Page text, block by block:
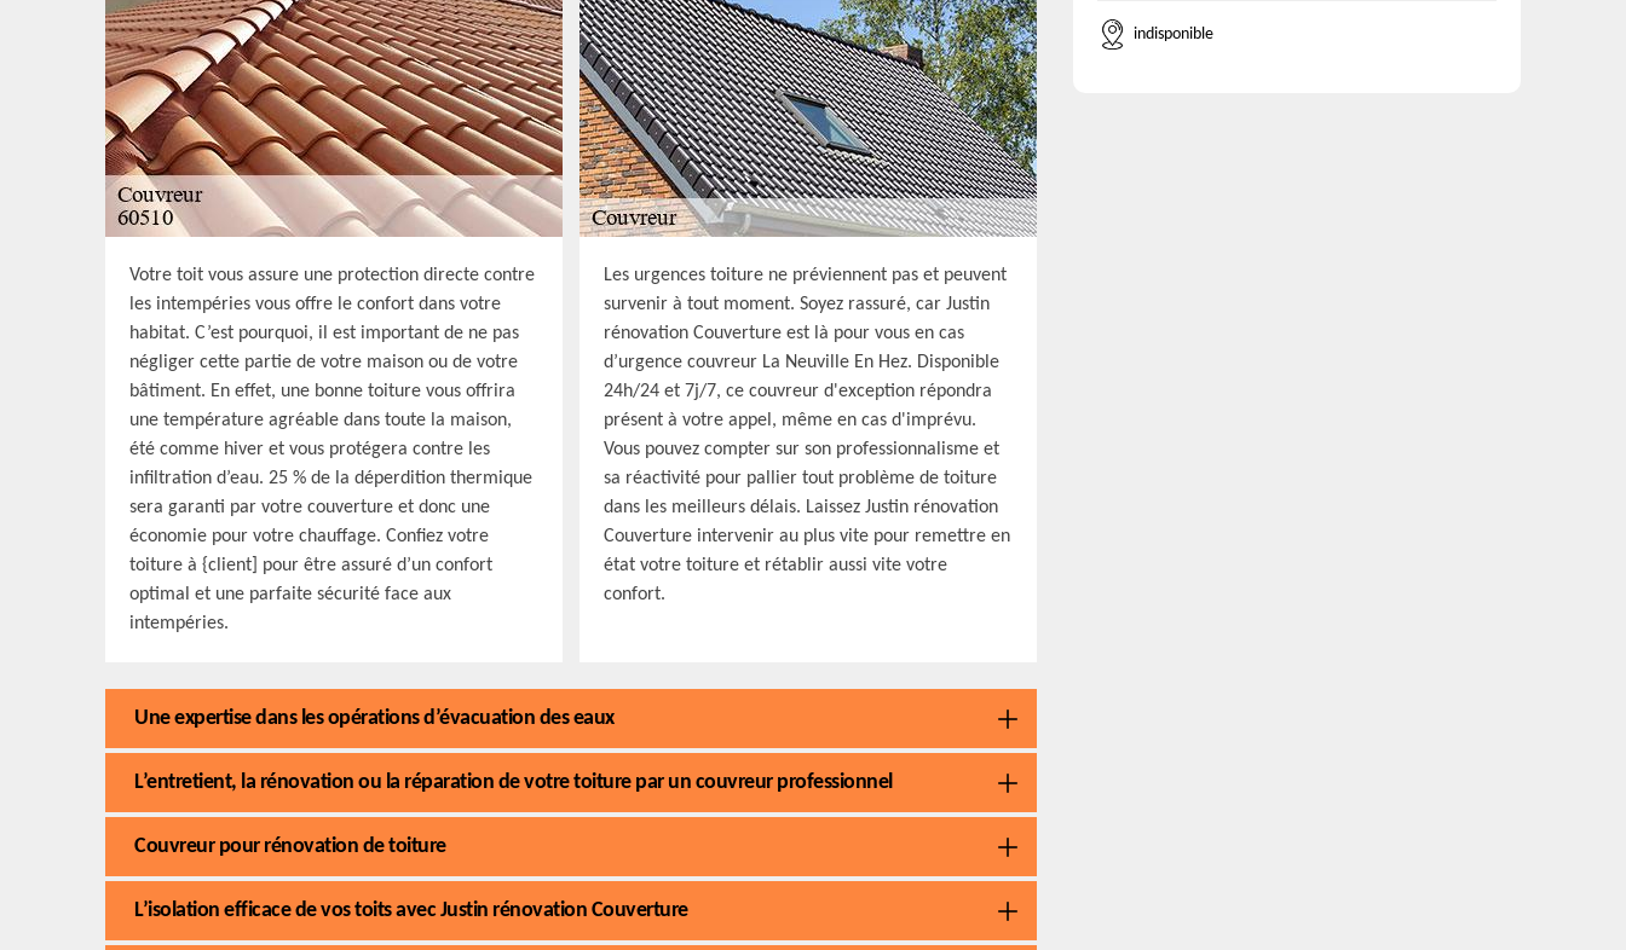
Votre toit vous assure une protection directe contre
les intempéries vous offre le confort dans votre
habitat. C’est pourquoi, il est important de ne pas
négliger cette partie de votre maison ou de votre
bâtiment. En effet, une bonne toiture vous offrira
une température agréable dans toute la maison,
été comme hiver et vous protégera contre les
infiltration d’eau. 25 % de la déperdition thermique
sera garanti par votre couverture et donc une
économie pour votre chauffage. Confiez votre
toiture à {client] pour être assuré d’un confort
optimal et une parfaite sécurité face aux
intempéries.
Les urgences toiture ne préviennent pas et peuvent
survenir à tout moment. Soyez rassuré, car Justin
rénovation Couverture est là pour vous en cas
d’urgence couvreur La Neuville En Hez. Disponible
24h/24 et 7j/7, ce couvreur d'exception répondra
présent à votre appel, même en cas d'imprévu.
Vous pouvez compter sur son professionnalisme et
sa réactivité pour pallier tout problème de toiture
dans les meilleurs délais. Laissez Justin rénovation
Couverture intervenir au plus vite pour remettre en
état votre toiture et rétablir aussi vite votre
confort.
Une expertise dans les opérations d’évacuation des eaux
L’entretient, la rénovation ou la réparation de votre toiture par un couvreur professionnel
Couvreur pour rénovation de toiture
L’isolation efficace de vos toits avec Justin rénovation Couverture
indisponible